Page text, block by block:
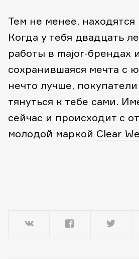
Тем не менее,
Когда у тебя двадцать
работы в major-брендах и
сохранившаяся мечта с
нечто лучше, покупатели
тянуться к тебе сами.
сейчас и происходит с
молодой маркой Clear